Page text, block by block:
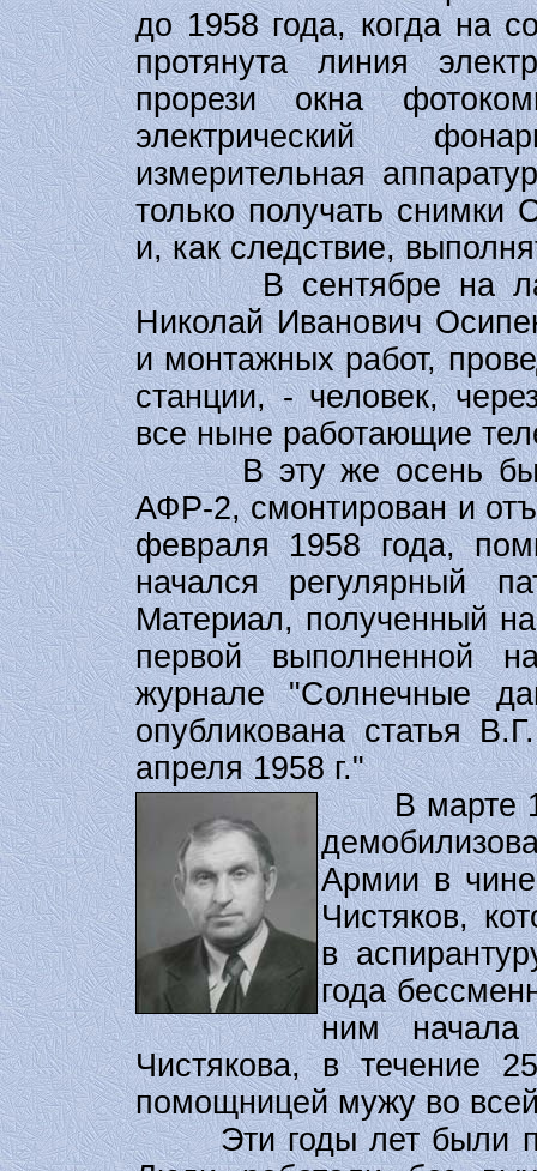
до 1958 года, когда на
протянута линия
прорези окна
электрический
измерительная
только получать снимки
и, как следствие,
В сентябре на
Николай Иванович
и монтажных работ,
станции, - человек,
все ныне работающие
В эту же осень был
АФР-2, смонтирован и
февраля 1958 года,
начался регулярный
Материал, полученный
первой выполненной
журнале "Солнечные
опубликована статья
апреля 1958 г."
В марте
Армии в
Чистяков,
в
года
ним
Чистякова, в течение
помощницей мужу во
Эти годы лет были